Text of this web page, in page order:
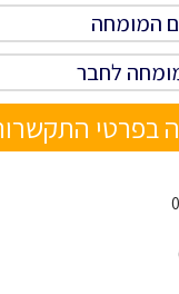
המומחה
לחבר
בפרטי